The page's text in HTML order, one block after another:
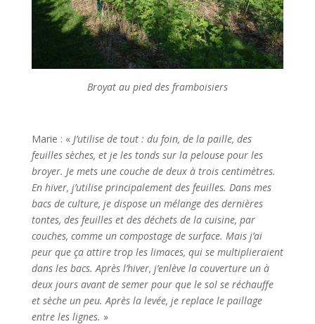
Broyat au pied des framboisiers
Marie : « J’utilise de tout : du foin, de la paille, des
feuilles sèches, et je les tonds sur la pelouse pour les
broyer. Je mets une couche de deux à trois centimètres.
En hiver, j’utilise principalement des feuilles. Dans mes
bacs de culture, je dispose un mélange des dernières
tontes, des feuilles et des déchets de la cuisine, par
couches, comme un compostage de surface. Mais j’ai
peur que ça attire trop les limaces, qui se multiplieraient
dans les bacs. Après l’hiver, j’enlève la couverture un à
deux jours avant de semer pour que le sol se réchauffe
et sèche un peu. Après la levée, je replace le paillage
entre les lignes. »